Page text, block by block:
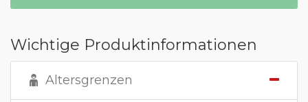
Wichtige Produktinformationen
Altersgrenzen